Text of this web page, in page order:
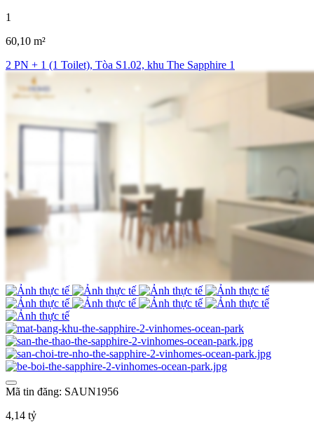
1
60,10 m²
2 PN + 1 (1 Toilet), Tòa S1.02, khu The Sapphire 1
Mã tin đăng: SAUN1956
4,14 tỷ